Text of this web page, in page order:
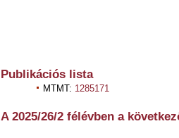
Publikációs lista
MTMT: 1285171
A 2025/26/2 félévben a